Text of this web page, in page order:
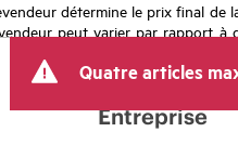
détermine le prix final de
peut varier par rapport à
la fin d’une période de
Quatre articles
Entreprise